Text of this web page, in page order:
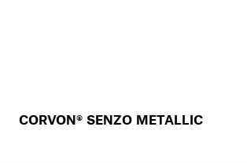
CORVON® SENZO METALLIC